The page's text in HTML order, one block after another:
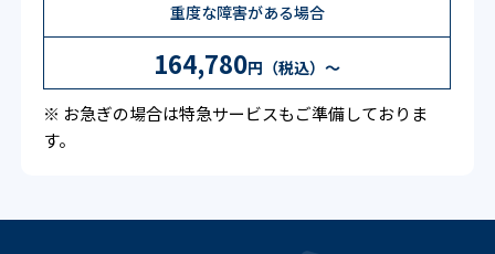
重度な障害がある場合
164,780円（税込）〜
※ お急ぎの場合は特急サービスもご準備しておりま
す。